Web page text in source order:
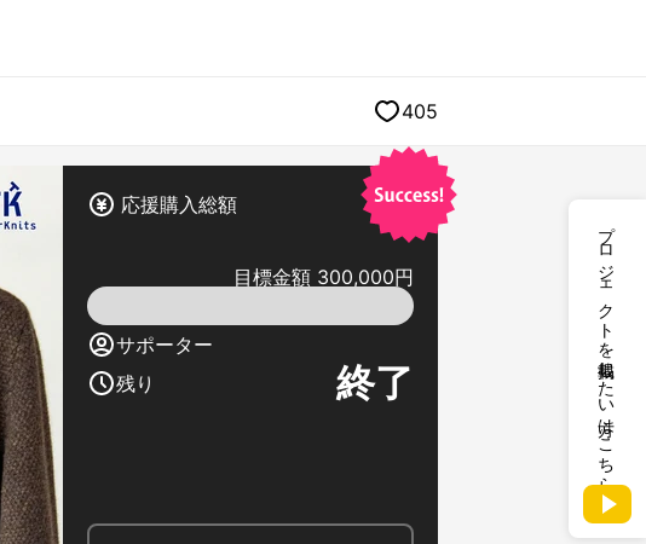
プロジェクトを掲載したい方はこちら
405
応援購入総額
目標金額 300,000円
サポーター
残り
終了